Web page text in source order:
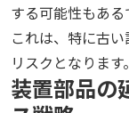
する可能性もある
これは、特に古
リスクとなります。
装置部品の